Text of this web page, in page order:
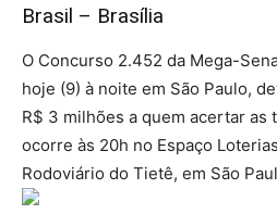
Brasil – Brasília
O Concurso 2.452 da Mega-
hoje (9) à noite em São Paulo,
R$ 3 milhões a quem acertar as
ocorre às 20h no Espaço
Rodoviário do Tietê, em São